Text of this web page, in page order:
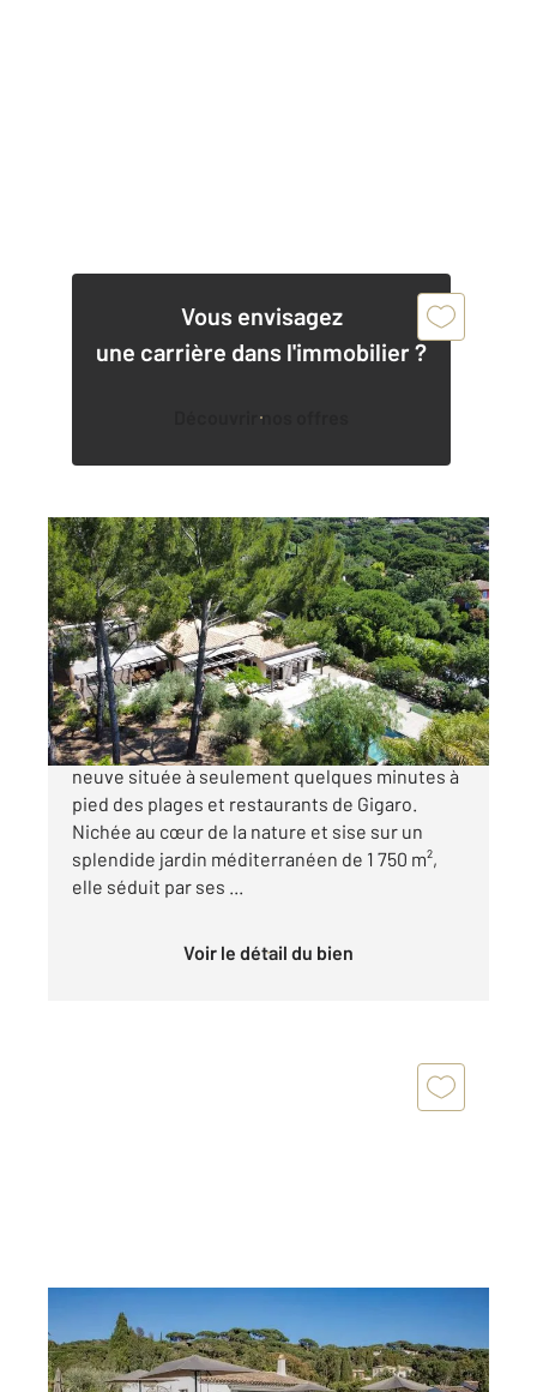
Vous envisagez
une carrière dans l'immobilier ?
Découvrir nos offres
LA CROIX VALMER 83
250 m2, 7 pièces
Ref : 5245
Maison à vendre
3 490 000 €
GIGARO-plages à pied. Magnifique propriété
neuve située à seulement quelques minutes à
pied des plages et restaurants de Gigaro.
Nichée au cœur de la nature et sise sur un
splendide jardin méditerranéen de 1 750 m²,
elle séduit par ses ...
Voir le détail du bien
LA CROIX VALMER 83
280 m2, 6 pièces
Ref : 5242